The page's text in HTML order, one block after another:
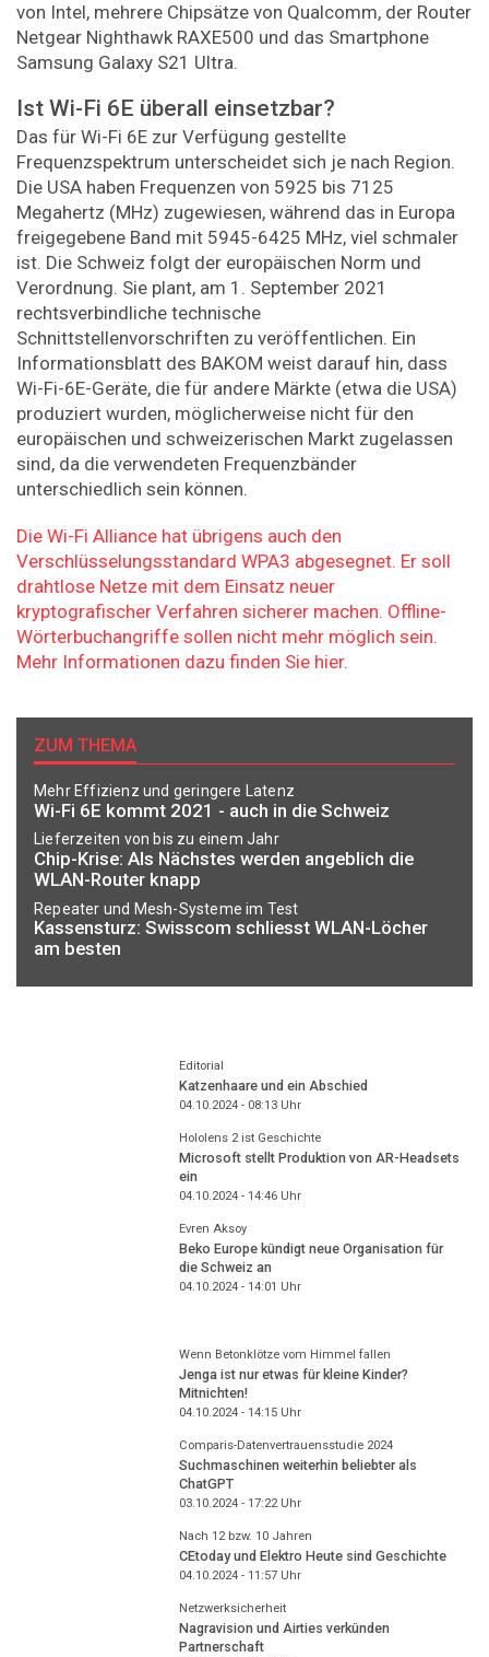
von Intel, mehrere Chipsätze von Qualcomm, der Router
Netgear Nighthawk RAXE500 und das Smartphone
Samsung Galaxy S21 Ultra.
Ist Wi-Fi 6E überall einsetzbar?
Das für Wi-Fi 6E zur Verfügung gestellte
Frequenzspektrum unterscheidet sich je nach Region.
Die USA haben Frequenzen von 5925 bis 7125
Megahertz (MHz) zugewiesen, während das in Europa
freigegebene Band mit 5945-6425 MHz, viel schmaler
ist. Die Schweiz folgt der europäischen Norm und
Verordnung. Sie plant, am 1. September 2021
rechtsverbindliche technische
Schnittstellenvorschriften zu veröffentlichen. Ein
Informationsblatt des BAKOM weist darauf hin, dass
Wi-Fi-6E-Geräte, die für andere Märkte (etwa die USA)
produziert wurden, möglicherweise nicht für den
europäischen und schweizerischen Markt zugelassen
sind, da die verwendeten Frequenzbänder
unterschiedlich sein können.
Die Wi-Fi Alliance hat übrigens auch den
Verschlüsselungsstandard WPA3 abgesegnet. Er soll
drahtlose Netze mit dem Einsatz neuer
kryptografischer Verfahren sicherer machen. Offline-
Wörterbuchangriffe sollen nicht mehr möglich sein.
Mehr Informationen dazu finden Sie hier.
ZUM THEMA
Mehr Effizienz und geringere Latenz
Wi-Fi 6E kommt 2021 - auch in die Schweiz
Lieferzeiten von bis zu einem Jahr
Chip-Krise: Als Nächstes werden angeblich die
WLAN-Router knapp
Repeater und Mesh-Systeme im Test
Kassensturz: Swisscom schliesst WLAN-Löcher
am besten
Editorial
Katzenhaare und ein Abschied
04.10.2024 - 08:13Uhr
Hololens 2 ist Geschichte
Microsoft stellt Produktion von AR-Headsets
ein
04.10.2024 - 14:46Uhr
Evren Aksoy
Beko Europe kündigt neue Organisation für
die Schweiz an
04.10.2024 - 14:01 Uhr
Wenn Betonklötze vom Himmel fallen
Jenga ist nur etwas für kleine Kinder?
Mitnichten!
04.10.2024 - 14:15Uhr
Comparis-Datenvertrauensstudie 2024
Suchmaschinen weiterhin beliebter als
ChatGPT
03.10.2024 - 17:22Uhr
Nach 12 bzw. 10 Jahren
CEtoday und Elektro Heute sind Geschichte
04.10.2024 - 11:57Uhr
Netzwerksicherheit
Nagravision und Airties verkünden
Partnerschaft